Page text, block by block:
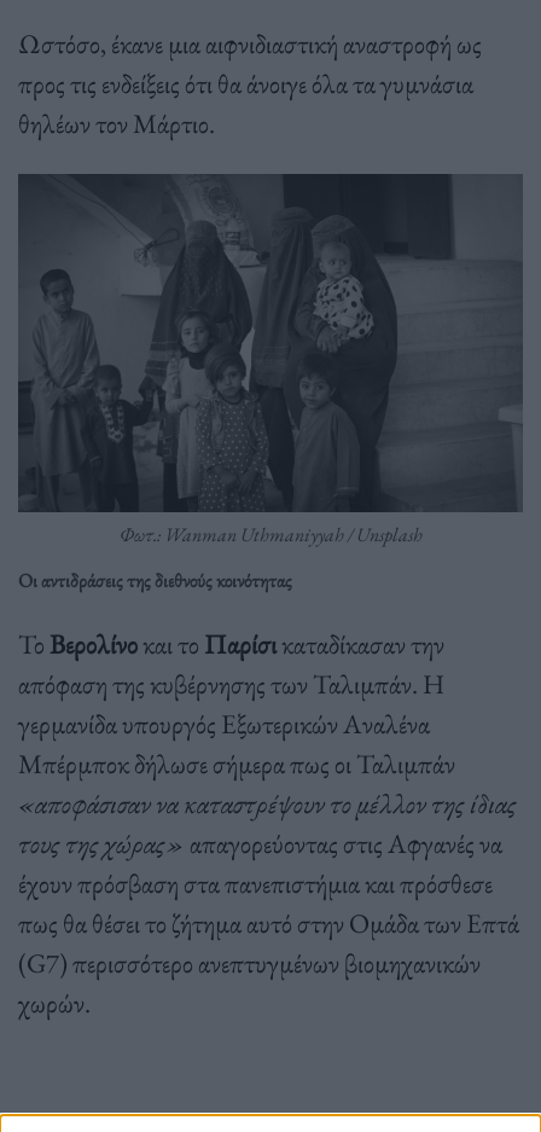
Ωστόσο, έκανε μια αιφνιδιαστική αναστροφή ως
προς τις ενδείξεις ότι θα άνοιγε όλα τα γυμνάσια
θηλέων τον Μάρτιο.
Φωτ.: Wanman Uthmaniyyah / Unsplash
Οι αντιδράσεις της διεθνούς κοινότητας
ΤοΒερολίνοκαι το Παρίσικαταδίκασαν την
απόφαση της κυβέρνησης των Ταλιμπάν. Η
γερμανίδα υπουργός Εξωτερικών Αναλένα
Μπέρμποκ δήλωσε σήμερα πως οι Ταλιμπάν
«αποφάσισαν να καταστρέψουν το μέλλον της ίδιας
τους της χώρας» απαγορεύοντας στις Αφγανές να
έχουν πρόσβαση στα πανεπιστήμια και πρόσθεσε
πως θα θέσει το ζήτημα αυτό στην Ομάδα των Επτά
(G7) περισσότερο ανεπτυγμένων βιομηχανικών
χωρών.